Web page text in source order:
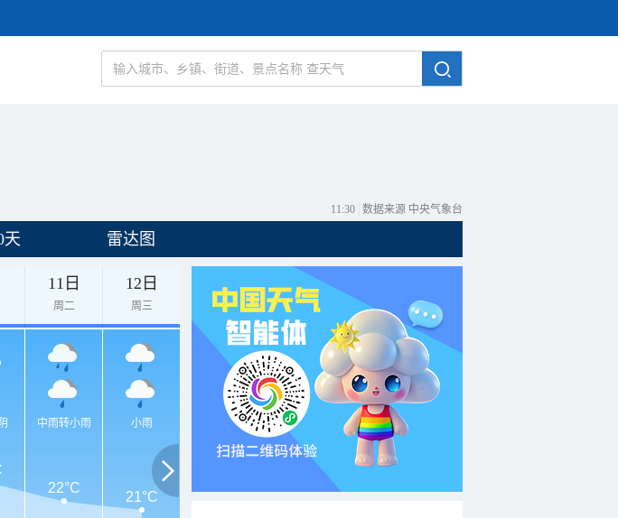
11:30 数据来源 中央气象台
天 雷达图
11日
周二
12日
周三
中雨转小雨 小雨
22°C
21°C